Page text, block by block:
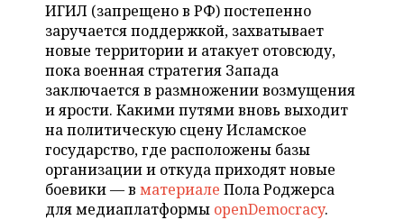
ДЕКЛАРАЦИИ О ДОХОДАХ
КОРОЛИ ГОСЗАКАЗА ПФО
ВУЗЫ ТАТАРСТАНА
КОМУ ПРИНАДЛЕЖАТ
ТОРГОВЫЕ ЦЕНТРЫ
ТАТАРСТАНА
НОВОСТИ ЭКОНОМИКИ
ФИНАНСЫ
БАНКИ
БЮДЖЕТ
ИНВЕСТИЦИИ
ПРОМЫШЛЕННОСТЬ
НОВОСТИ
ПРОМЫШЛЕННОСТИ
АГРОПРОМ
МАШИНОСТРОЕНИЕ
НЕФТЕХИМИЯ
НЕДВИЖИМОСТЬ
НОВОСТИ НЕДВИЖИМОСТИ
АВТО
НОВОСТИ АВТО
БИЗНЕС
НОВОСТИ БИЗНЕСА
ТЕХНОЛОГИИ
ИГИЛ (запрещено в РФ) постепенно
заручается поддержкой, захватывает
новые территории и атакует отовсюду,
пока военная стратегия Запада
заключается в размножении возмущения
и ярости. Какими путями вновь выходит
на политическую сцену Исламское
государство, где расположены базы
организации и откуда приходят новые
боевики — в материале Пола Роджерса
для медиаплатформы openDemocracy.